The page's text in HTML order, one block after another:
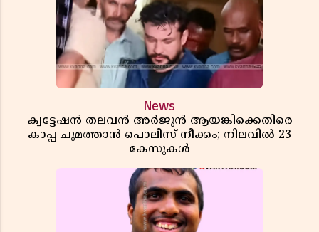
News
ക്വട്ടേഷൻ തലവൻ അർജുൻ ആയങ്കിക്കെതിരെ
കാപ്പ ചുമത്താൻ പൊലീസ് നീക്കം; നിലവിൽ 23
കേസുകൾ